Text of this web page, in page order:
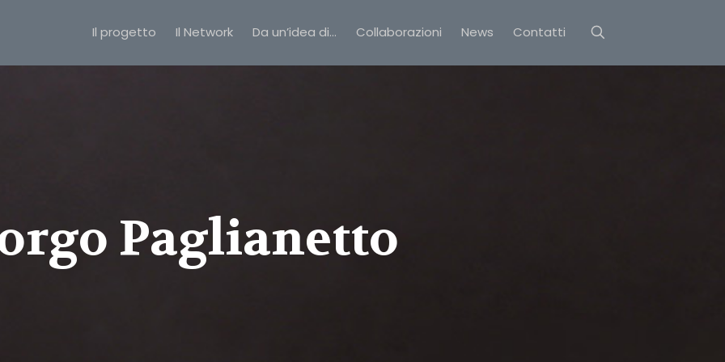
Il progetto Il Network Da un’idea di… Collaborazioni News Contatti
Paglianetto